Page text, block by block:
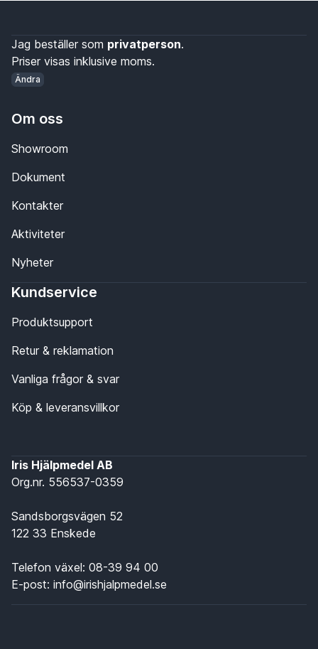
Jag beställer som privatperson.
Priser visas inklusive moms.
Ändra
Om oss
Showroom
Dokument
Kontakter
Aktiviteter
Nyheter
Kundservice
Produktsupport
Retur & reklamation
Vanliga frågor & svar
Köp & leveransvillkor
Iris Hjälpmedel AB
Org.nr. 556537-0359
Sandsborgsvägen 52
122 33 Enskede
Telefon växel: 08-39 94 00
E-post: info@irishjalpmedel.se